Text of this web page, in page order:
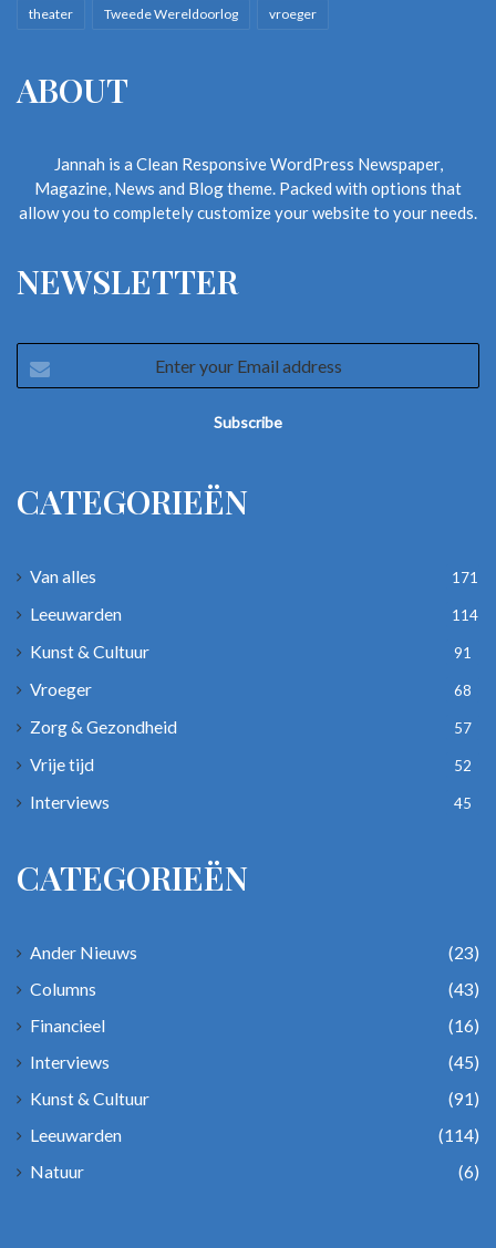
theater Tweede Wereldoorlog vroeger
ABOUT
Jannah is a Clean Responsive WordPress Newspaper,
Magazine, News and Blog theme. Packed with options that
allow you to completely customize your website to your needs.
NEWSLETTER
your
CATEGORIEËN
Van alles 171
Leeuwarden 114
Kunst & Cultuur 91
Vroeger 68
Zorg & Gezondheid 57
Vrije tijd 52
Interviews 45
CATEGORIEËN
Ander Nieuws
(23)
Columns
(43)
Financieel
(16)
Interviews
(45)
Kunst & Cultuur
(91)
Leeuwarden
(114)
Natuur
(6)